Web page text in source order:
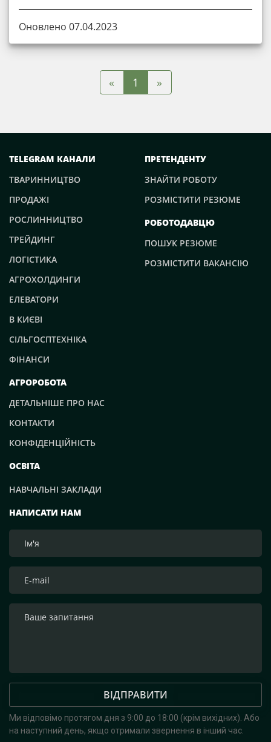
Оновлено 07.04.2023
« 1 »
НАПИСАТИ НАМ
ВІДПРАВИТИ
Ми відповімо протягом дня з 9:00 до 18:00 (крім вихідних). Або
на наступний день, якщо отримали звернення в інший час.
TELEGRAM КАНАЛИ
ТВАРИННИЦТВО
ПРОДАЖІ
РОСЛИННИЦТВО
ТРЕЙДИНГ
ЛОГІСТИКА
АГРОХОЛДИНГИ
ЕЛЕВАТОРИ
В КИЄВІ
СІЛЬГОСПТЕХНІКА
ФІНАНСИ
ПРЕТЕНДЕНТУ
ЗНАЙТИ РОБОТУ
РОЗМІСТИТИ РЕЗЮМЕ
РОБОТОДАВЦЮ
ПОШУК РЕЗЮМЕ
РОЗМІСТИТИ ВАКАНСІЮ
АГРОРОБОТА
ДЕТАЛЬНІШЕ ПРО НАС
КОНТАКТИ
КОНФІДЕНЦІЙНІСТЬ
ОСВІТА
НАВЧАЛЬНІ ЗАКЛАДИ